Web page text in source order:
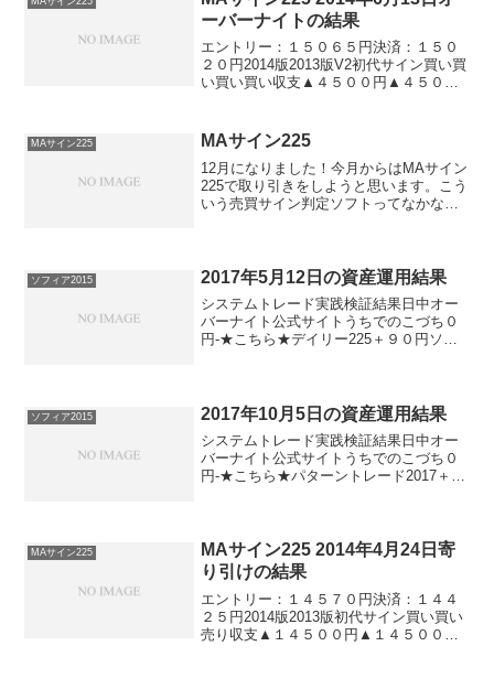
ーバーナイトの結果
エントリー：１５０６５円決済：１５０
２０円2014版2013版V2初代サイン買い買
い買い買い収支▲４５００円▲４５００
けるのは、なんとなく久しぶりのような
気がしま...
MAサイン225 MAサイン225
12月になりました！今月からはMAサイン
225で取り引きをしようと思います。こう
いう売買サイン判定ソフトってなかなか
良すぎます。ち...
ソフィア2015 2017年5月12日の資産運用結果
システムトレード実践検証結果日中オー
バーナイト公式サイトうちでのこづち０
円-★こちら★デイリー225＋９０円ソフ
2016...
ソフィア2015 2017年10月5日の資産運用結果
システムトレード実践検証結果日中オー
バーナイト公式サイトうちでのこづち０
円-★こちら★パターントレード2017＋１
フィ...
MAサイン225
MAサイン225 2014年4月24日寄
り引けの結果
エントリー：１４５７０円決済：１４４
２５円2014版2013版初代サイン買い買い
売り収支▲１４５００円▲１４５００円